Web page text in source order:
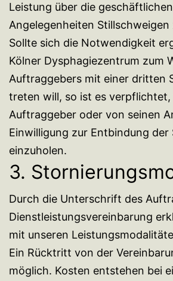
Leistung über die geschäftlichen
Angelegenheiten
Sollte sich die Notwendigkeit
Kölner Dysphagiezentrum zum
Auftraggebers mit einer dritten
treten will, so ist es verpflichtet,
Auftraggeber oder von seinen
Einwilligung zur Entbindung
einzuholen.
3.
Durch die Unterschrift des
Dienstleistungsvereinbarung
mit unseren
Ein Rücktritt von der
möglich. Kosten entstehen bei